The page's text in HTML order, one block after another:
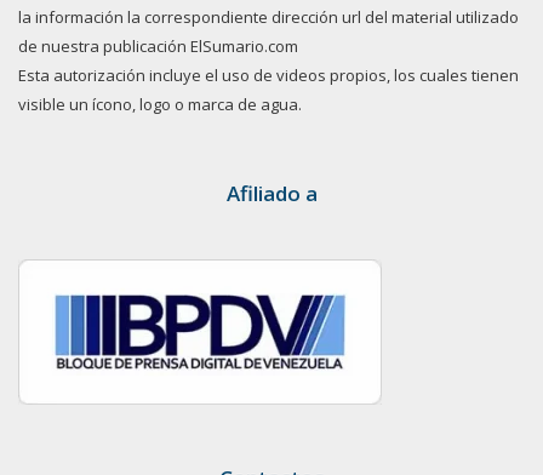
la información la correspondiente dirección url del material utilizado
de nuestra publicación ElSumario.com
Esta autorización incluye el uso de videos propios, los cuales tienen
visible un ícono, logo o marca de agua.
Afiliado a